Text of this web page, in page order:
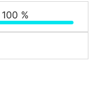
100 %